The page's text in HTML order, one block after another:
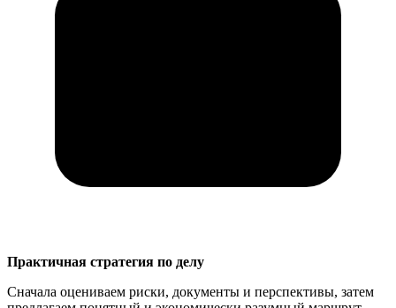
Практичная стратегия по делу
Сначала оцениваем риски, документы и перспективы, затем